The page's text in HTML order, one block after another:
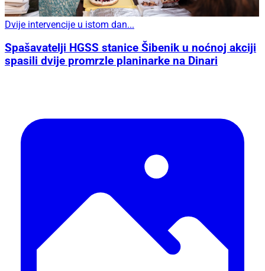
Dvije intervencije u istom dan...
Spašavatelji HGSS stanice Šibenik u noćnoj akciji
spasili dvije promrzle planinarke na Dinari